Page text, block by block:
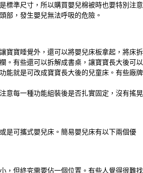
標準尺寸，所以購買嬰兒棉被時也要特別注意
部，發生嬰兒無法呼吸的危險。
寶寶睡覺外，還可以將嬰兒床板拿起，將床拆
。有些還可以拆解成書桌，讓寶寶長大後可以
能就是可改成寶寶長大後的兒童床。有些廠牌
意每一種功能組裝後是否扎實固定，沒有搖晃
是可攜式嬰兒床。簡易嬰兒床有以下兩個優
，但終究需要佔一個位置。有些人覺得很難找